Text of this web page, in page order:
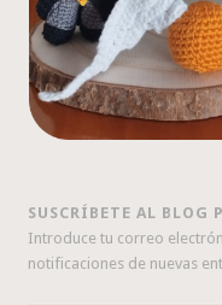
SUSCRÍBETE AL BLOG
Introduce tu correo
notificaciones de nuevas